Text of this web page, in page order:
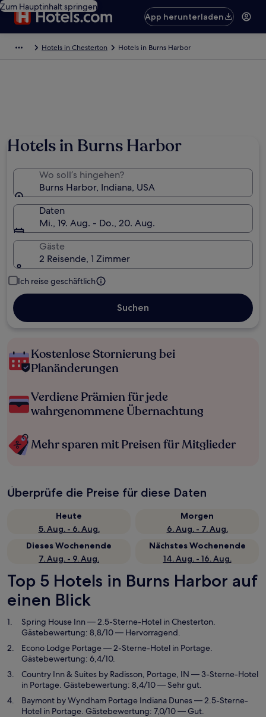
Zum Hauptinhalt springen
App herunterladen
Hotels in Chesterton Hotels in Burns Harbor
Hotels in Burns Harbor
Wo soll’s hingehen?
Burns Harbor, Indiana, USA
Daten
Mi., 19. Aug. - Do., 20. Aug.
Gäste
2 Reisende, 1 Zimmer
Ich reise geschäftlich
Suchen
Kostenlose Stornierung bei
Planänderungen
Verdiene Prämien für jede
wahrgenommene Übernachtung
Mehr sparen mit Preisen für Mitglieder
Überprüfe die Preise für diese Daten
Heute
5. Aug. - 6. Aug.
Morgen
6. Aug. - 7. Aug.
Dieses Wochenende
7. Aug. - 9. Aug.
Nächstes Wochenende
14. Aug. - 16. Aug.
Top 5 Hotels in Burns Harbor auf
einen Blick
Spring House Inn— 2.5-Sterne-Hotel in Chesterton.
Gästebewertung: 8,8/10 — Hervorragend.
Econo Lodge Portage— 2-Sterne-Hotel in Portage.
Gästebewertung: 6,4/10.
Country Inn & Suites by Radisson, Portage, IN — 3-Sterne-Hotel
in Portage. Gästebewertung: 8,4/10 — Sehr gut.
Baymont by Wyndham Portage Indiana Dunes— 2.5-Sterne-
Hotel in Portage. Gästebewertung: 7,0/10 — Gut.